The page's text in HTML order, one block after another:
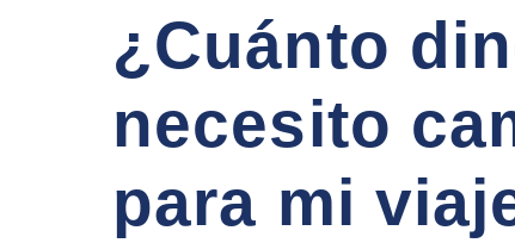
¿Cuánto
necesito
para mi